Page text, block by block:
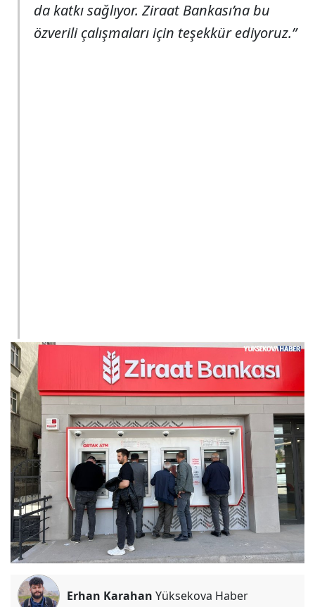
da katkı sağlıyor. Ziraat Bankası’na bu
özverili çalışmaları için teşekkür ediyoruz.”
Erhan Karahan Yüksekova Haber